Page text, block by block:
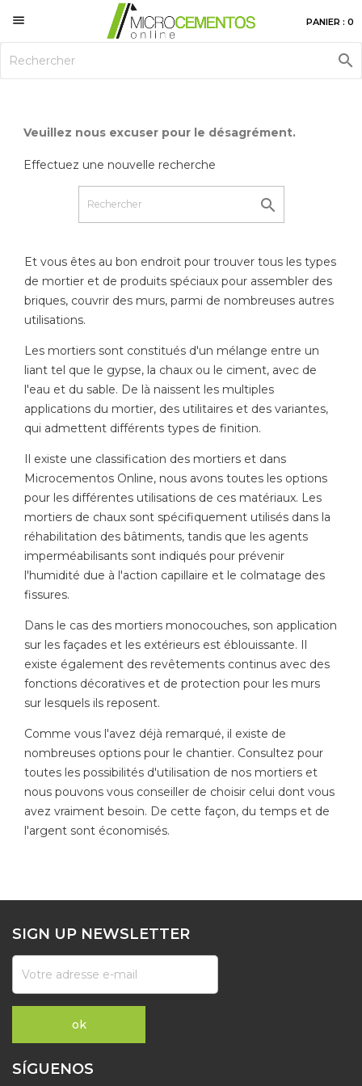
 PANIER : 0

Veuillez nous excuser pour le désagrément.
Effectuez une nouvelle recherche

Et vous êtes au bon endroit pour trouver tous les types
de mortier et de produits spéciaux pour assembler des
briques, couvrir des murs, parmi de nombreuses autres
utilisations.
Les mortiers sont constitués d'un mélange entre un
liant tel que le gypse, la chaux ou le ciment, avec de
l'eau et du sable. De là naissent les multiples
applications du mortier, des utilitaires et des variantes,
qui admettent différents types de finition.
Il existe une classification des mortiers et dans
Microcementos Online, nous avons toutes les options
pour les différentes utilisations de ces matériaux. Les
mortiers de chaux sont spécifiquement utilisés dans la
réhabilitation des bâtiments, tandis que les agents
imperméabilisants sont indiqués pour prévenir
l'humidité due à l'action capillaire et le colmatage des
fissures.
Dans le cas des mortiers monocouches, son application
sur les façades et les extérieurs est éblouissante. Il
existe également des revêtements continus avec des
fonctions décoratives et de protection pour les murs
sur lesquels ils reposent.
Comme vous l'avez déjà remarqué, il existe de
nombreuses options pour le chantier. Consultez pour
toutes les possibilités d'utilisation de nos mortiers et
nous pouvons vous conseiller de choisir celui dont vous
avez vraiment besoin. De cette façon, du temps et de
l'argent sont économisés.
SIGN UP NEWSLETTER
SÍGUENOS